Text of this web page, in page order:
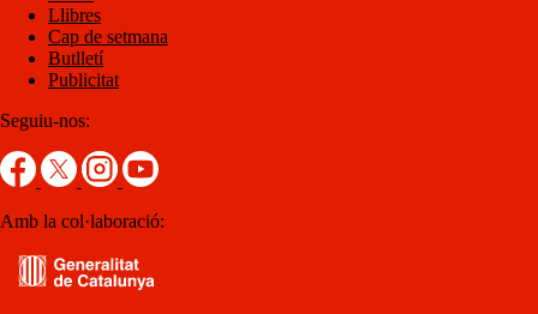
Llibres
Cap de setmana
Butlletí
Publicitat
Seguiu-nos:
Amb la col·laboració: